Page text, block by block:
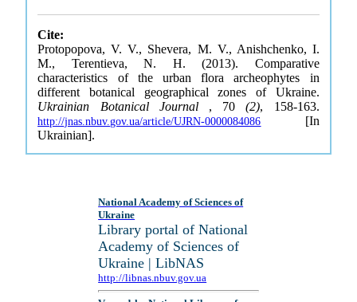
Cite:
Protopopova, V. V., Shevera, M. V., Anishchenko, I.
M., Terentieva, N. H. (2013). Comparative
characteristics of the urban flora archeophytes in
different botanical geographical zones of Ukraine.
Ukrainian Botanical Journal , 70(2), 158-163.
http://jnas.nbuv.gov.ua/article/UJRN-0000084086 [In
Ukrainian].
National Academy of Sciences of
Ukraine
Library portal of National
Academy of Sciences of
Ukraine | LibNAS
http://libnas.nbuv.gov.ua